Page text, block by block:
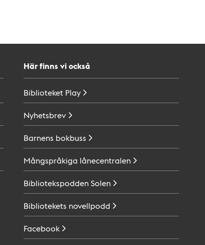
Här finns vi också
Biblioteket Play
Nyhetsbrev
Barnens bokbuss
Mångspråkiga lånecentralen
BibliotekspoddenSolen
Bibliotekets novellpodd
Facebook